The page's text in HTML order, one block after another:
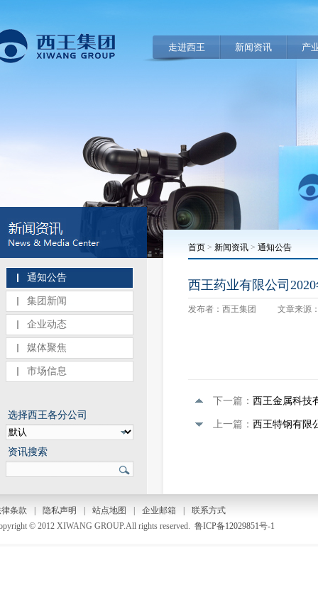
走进西王 新闻资讯 产
通知公告
集团新闻
企业动态
媒体聚焦
市场信息
选择西王各分公司
资讯搜索
首页 > 新闻资讯 > 通知公告
西王药业有限公司
发布者：西王集团 文章来源
下一篇： 西王金属科技
上一篇： 西王特钢有限
条款 隐私声明 站点地图 企业邮箱
联系方式
© 2012 XIWANG GROUP.All rights reserved. 鲁ICP备12029851号-1